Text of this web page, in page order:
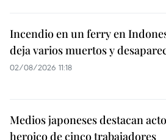
Incendio en un ferry en
deja varios muertos y
02/08/2026 11:18
Medios japoneses destacan acto
heroico de cinco trabajadores